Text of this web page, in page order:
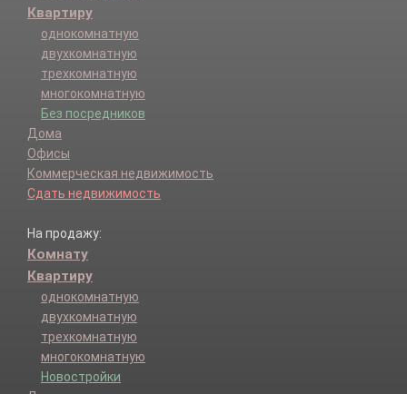
Квартиру
однокомнатную
двухкомнатную
трехкомнатную
многокомнатную
Без посредников
Дома
Офисы
Коммерческая недвижимость
Сдать недвижимость
На продажу:
Комнату
Квартиру
однокомнатную
двухкомнатную
трехкомнатную
многокомнатную
Новостройки